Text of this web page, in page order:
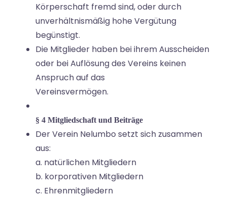
Körperschaft fremd sind, oder durch
unverhältnismäßig hohe Vergütung
begünstigt.
Die Mitglieder haben bei ihrem Ausscheiden
oder bei Auflösung des Vereins keinen
Anspruch auf das
Vereinsvermögen.
§ 4 Mitgliedschaft und Beiträge
Der Verein Nelumbo setzt sich zusammen
aus:
a. natürlichen Mitgliedern
b. korporativen Mitgliedern
c. Ehrenmitgliedern